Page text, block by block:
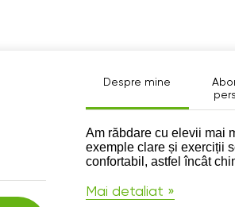
Despre mine
Despre mine
Am răbdare cu elevii mai
exemple clare și exerciții
confortabil, astfel încât
Mai detaliat »